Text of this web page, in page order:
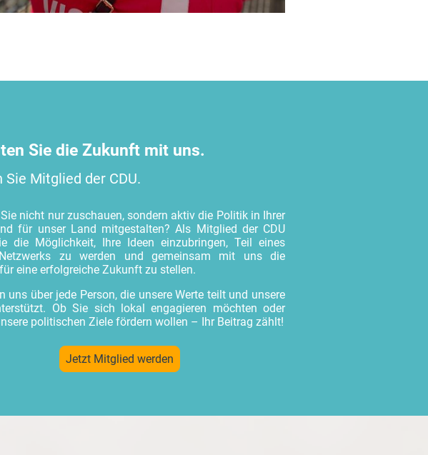
Sie die Zukunft mit uns.
Sie Mitglied der CDU.
nicht nur zuschauen, sondern aktiv die Politik in Ihrer
für unser Land mitgestalten? Als Mitglied der CDU
die Möglichkeit, Ihre Ideen einzubringen, Teil eines
zu werden und gemeinsam mit uns die
eine erfolgreiche Zukunft zu stellen.
uns über jede Person, die unsere Werte teilt und unsere
Ob Sie sich lokal engagieren möchten oder
politischen Ziele fördern wollen – Ihr Beitrag zählt!
Jetzt Mitglied werden